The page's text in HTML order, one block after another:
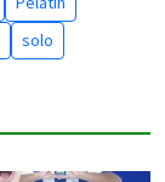
solo